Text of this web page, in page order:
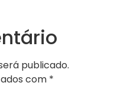
publicado.
com *